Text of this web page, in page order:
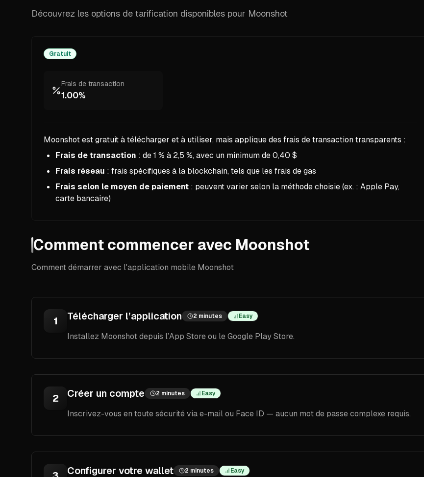
Découvrez les options de tarification disponibles pour Moonshot
Gratuit
Frais de transaction
1.00%
Moonshot est gratuit à télécharger et à utiliser, mais applique des frais de transaction transparents :
Frais de transaction : de 1 % à 2,5 %, avec un minimum de 0,40 $
Frais réseau : frais spécifiques à la blockchain, tels que les frais de gas
Frais selon le moyen de paiement : peuvent varier selon la méthode choisie (ex. : Apple Pay,
carte bancaire)
Comment commencer avec Moonshot
Comment démarrer avec l'application mobile Moonshot
1 Télécharger l’application 2 minutes Easy
Installez Moonshot depuis l’App Store ou le Google Play Store.
2 Créer un compte 2 minutes Easy
Inscrivez-vous en toute sécurité via e-mail ou Face ID — aucun mot de passe complexe requis.
Configurer votre wallet 2 minutes Easy